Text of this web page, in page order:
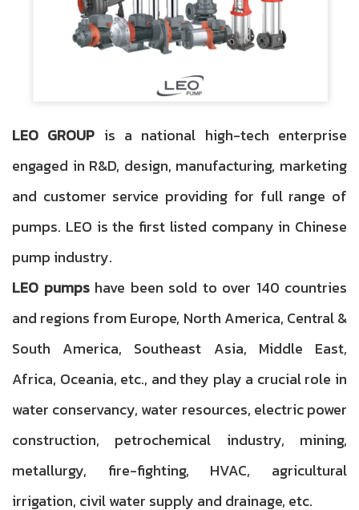
LEO GROUP is a national high-tech enterprise
engaged in R&D, design, manufacturing, marketing
and customer service providing for full range of
pumps. LEO is the first listed company in Chinese
pump industry.
LEO pumpshave been sold to over 140 countries
and regions from Europe, North America, Central &
South America, Southeast Asia, Middle East,
Africa, Oceania, etc., and they play a crucial role in
water conservancy, water resources, electric power
construction, petrochemical industry, mining,
metallurgy, fire-fighting, HVAC, agricultural
irrigation, civil water supply and drainage, etc.